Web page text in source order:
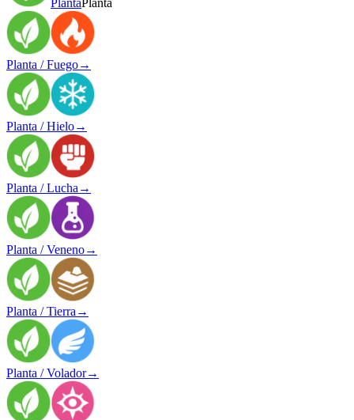
Planta Planta
Planta / Fuego→
Planta / Hielo→
Planta / Lucha →
Planta / Veneno→
Planta / Tierra →
Planta / Volador→